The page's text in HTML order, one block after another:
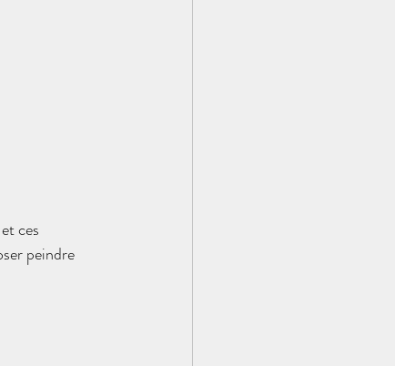
ces
peindre